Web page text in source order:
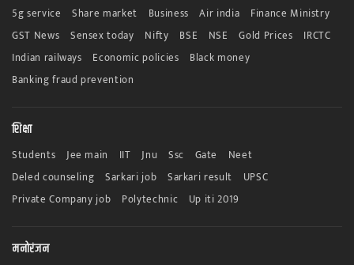
5g service Share market Business Air india
Finance Ministry
GST News
Sensex today Nifty BSE NSE Gold Prices
IRCTC
Indian railways
Economic policies
Black money
Banking fraud prevention
शिक्षा
Students Jee main IIT Jnu Ssc Gate
Neet
Deled counseling
Sarkari job Sarkari result
UPSC
Private Company job
Polytechnic Up iti 2019
मनोरंजन